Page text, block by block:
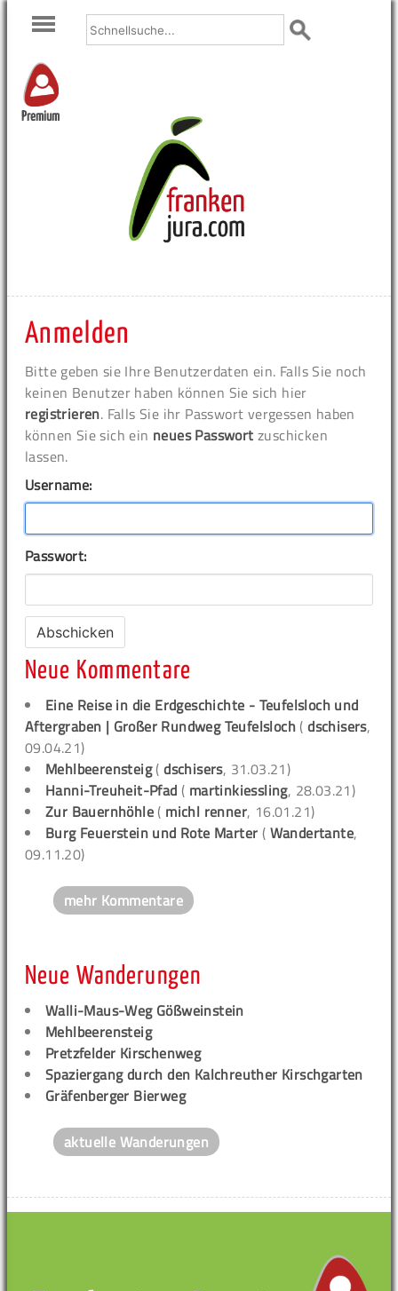
Premium
Anmelden
Bitte geben sie Ihre Benutzerdaten ein. Falls Sie noch
keinen Benutzer haben können Sie sich hier
registrieren. Falls Sie ihr Passwort vergessen haben
können Sie sich ein neues Passwort zuschicken
lassen.
Username:
Passwort:
Neue Kommentare
Eine Reise in die Erdgeschichte - Teufelsloch und
Aftergraben | Großer Rundweg Teufelsloch (dschisers,
09.04.21)
Mehlbeerensteig(dschisers, 31.03.21)
Hanni-Treuheit-Pfad ( martinkiessling, 28.03.21)
Zur Bauernhöhle ( michl renner, 16.01.21)
Burg Feuerstein und Rote Marter ( Wandertante,
09.11.20)
mehr Kommentare
Neue Wanderungen
Walli-Maus-Weg Gößweinstein
Mehlbeerensteig
Pretzfelder Kirschenweg
Spaziergang durch den Kalchreuther Kirschgarten
Gräfenberger Bierweg
aktuelle Wanderungen